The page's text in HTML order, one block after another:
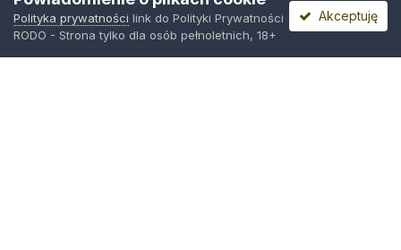
Polityka prywatności link do Polityki Prywatności
RODO - Strona tylko dla osób pełnoletnich, 18+
Akceptuję